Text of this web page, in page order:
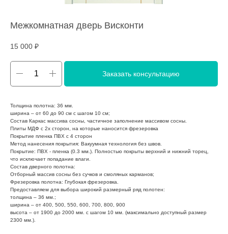
Межкомнатная дверь Висконти
15 000 ₽
Заказать консультацию
Толщина полотна: 36 мм.
ширина – от 60 до 90 см с шагом 10 см;
Состав Каркас массива сосны, частичное заполнение массивом сосны.
Плиты МДФ с 2х сторон, на которые наносится фрезеровка
Покрытие пленка ПВХ с 4 сторон
Метод нанесения покрытия: Вакуумная технология без швов.
Покрытие: ПВХ - пленка (0.3 мм.). Полностью покрыты верхний и нижний торец,
что исключает попадание влаги.
Состав дверного полотна:
Отборный массив сосны без сучков и смоляных карманов;
Фрезеровка полотна: Глубокая фрезеровка.
Предоставляем для выбора широкий размерный ряд полотен:
толщина – 36 мм.;
ширина – от 400, 500, 550, 600, 700, 800, 900
высота – от 1900 до 2000 мм. с шагом 10 мм. (максимально доступный размер
2300 мм.).